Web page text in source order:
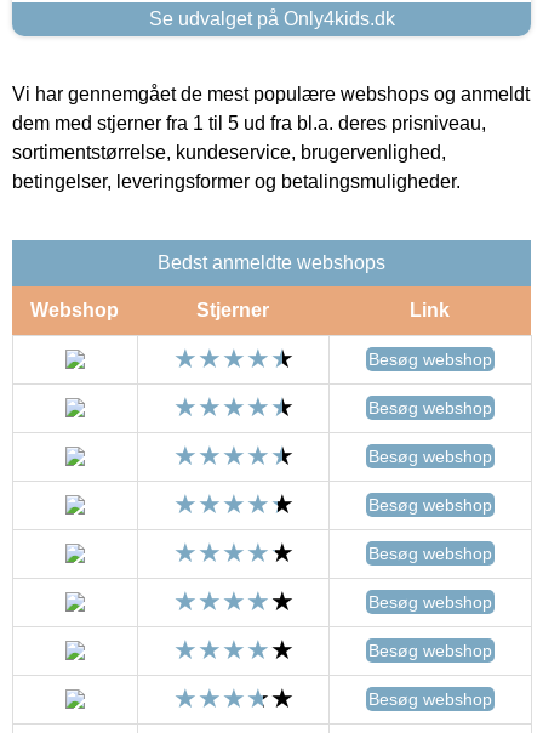
Se udvalget på Only4kids.dk
Vi har gennemgået de mest populære webshops og anmeldt
dem med stjerner fra 1 til 5 ud fra bl.a. deres prisniveau,
sortimentstørrelse, kundeservice, brugervenlighed,
betingelser, leveringsformer og betalingsmuligheder.
Bedst anmeldte webshops
Webshop Stjerner Link
Besøg webshop
Besøg webshop
Besøg webshop
Besøg webshop
Besøg webshop
Besøg webshop
Besøg webshop
Besøg webshop